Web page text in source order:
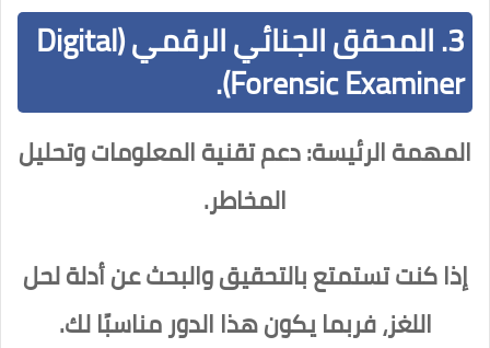
3. المحقق الجنائي الرقمي (Digital
Forensic Examiner).
المهمة الرئيسة: دعم تقنية المعلومات وتحليل
المخاطر.
إذا كنت تستمتع بالتحقيق والبحث عن أدلة لحل
اللغز، فربما يكون هذا الدور مناسبًا لك.